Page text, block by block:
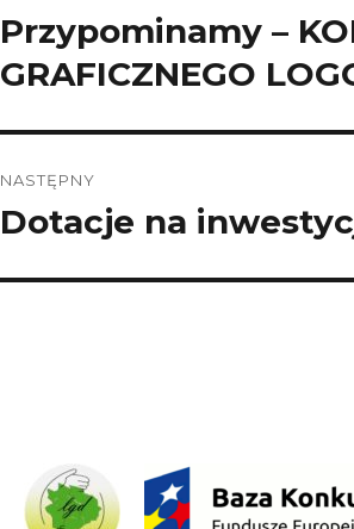
wpisu
Poprzedni
wpis:
Przypominamy –
GRAFICZNEGO
NASTĘPNY
Następny
Dotacje na